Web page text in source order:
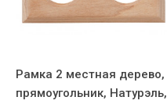
Рамка 2 местная дерево,
прямоугольник, Натурэль,